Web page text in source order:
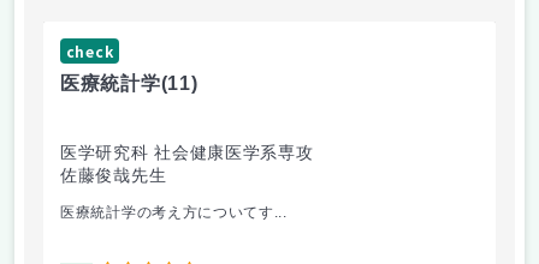
check
医療統計学(11)
医学研究科 社会健康医学系専攻
佐藤俊哉先生
医療統計学の考え方についてす...